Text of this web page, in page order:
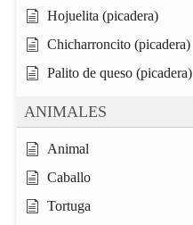
Hojuelita (picadera)
Chicharroncito (picadera)
Palito de queso (picadera)
ANIMALES
Animal
Caballo
Tortuga